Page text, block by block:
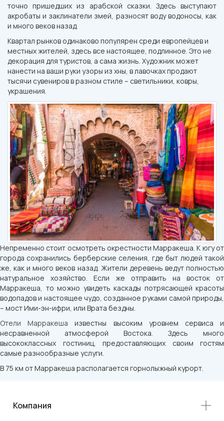
точно пришедших из арабской сказки. Здесь выступают
акробаты и заклинатели змей, разносят воду водоносы, как
и много веков назад.
Квартал рынков одинаково популярен среди европейцев и
местных жителей, здесь все настоящее, подлинное. Это не
декорация для туристов, а сама жизнь. Художник может
нанести на ваши руки узоры из хны, в лавочках продают
тысячи сувениров в разном стиле – светильники, ковры,
украшения.
Непременно стоит осмотреть окрестности Марракеша. К югу от
города сохранились берберские селения, где быт людей такой
же, как и много веков назад. Жители деревень ведут полностью
натуральное хозяйство. Если же отправить на восток от
Марракеша, то можно увидеть каскады потрясающей красоты
водопадов и настоящее чудо, созданное руками самой природы,
– мост Ими-эн-ифри, или Врата бездны.
Отели Марракеша известны высоким уровнем сервиса и
несравненной атмосферой Востока. Здесь много
высококлассных гостиниц, предоставляющих своим гостям
самые разнообразные услуги.
В 75 км от Марракеша располагается горнолыжный курорт.
Компания